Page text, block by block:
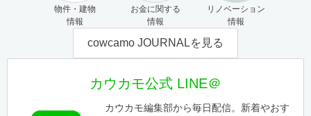
物件・建物
情報
お金に関する
情報
リノベーション
情報
cowcamo JOURNALを見る
カウカモ公式 LINE＠
カウカモ編集部から毎日配信。新着やおす